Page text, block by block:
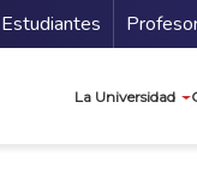
Estudiantes
La Universidad